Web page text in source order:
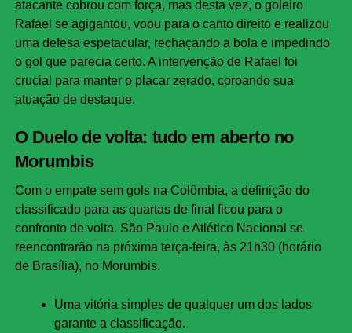
atacante cobrou com força, mas desta vez, o goleiro
Rafael se agigantou, voou para o canto direito e realizou
uma defesa espetacular, rechaçando a bola e impedindo
o gol que parecia certo. A intervenção de Rafael foi
crucial para manter o placar zerado, coroando sua
atuação de destaque.
O Duelo de volta: tudo em aberto no
Morumbis
Com o empate sem gols na Colômbia, a definição do
classificado para as quartas de final ficou para o
confronto de volta. São Paulo e Atlético Nacional se
reencontrarão na próxima terça-feira, às 21h30 (horário
de Brasília), no Morumbis.
Uma vitória simples de qualquer um dos lados
garante a classificação.